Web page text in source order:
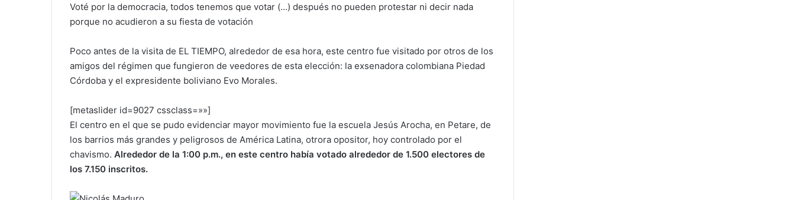
Voté por la democracia, todos tenemos que votar (…) después no pueden protestar ni decir nada
porque no acudieron a su fiesta de votación
Poco antes de la visita de EL TIEMPO, alrededor de esa hora, este centro fue visitado por otros de los
amigos del régimen que fungieron de veedores de esta elección: la exsenadora colombiana Piedad
Córdoba y el expresidente boliviano Evo Morales.
[metaslider id=9027 cssclass=»»]
El centro en el que se pudo evidenciar mayor movimiento fue la escuela Jesús Arocha, en Petare, de
los barrios más grandes y peligrosos de América Latina, otrora opositor, hoy controlado por el
chavismo. Alrededor de la 1:00 p.m., en este centro había votado alrededor de 1.500 electores de
los 7.150 inscritos.